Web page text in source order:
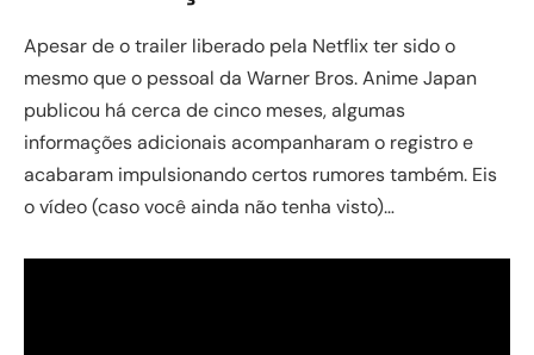
Apesar de o trailer liberado pela Netflix ter sido o
mesmo que o pessoal da Warner Bros. Anime Japan
publicou há cerca de cinco meses, algumas
informações adicionais acompanharam o registro e
acabaram impulsionando certos rumores também. Eis
o vídeo (caso você ainda não tenha visto)…